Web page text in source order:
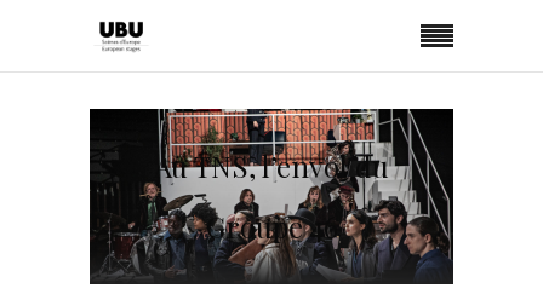
Au TNS, l’envol du
Groupe 46